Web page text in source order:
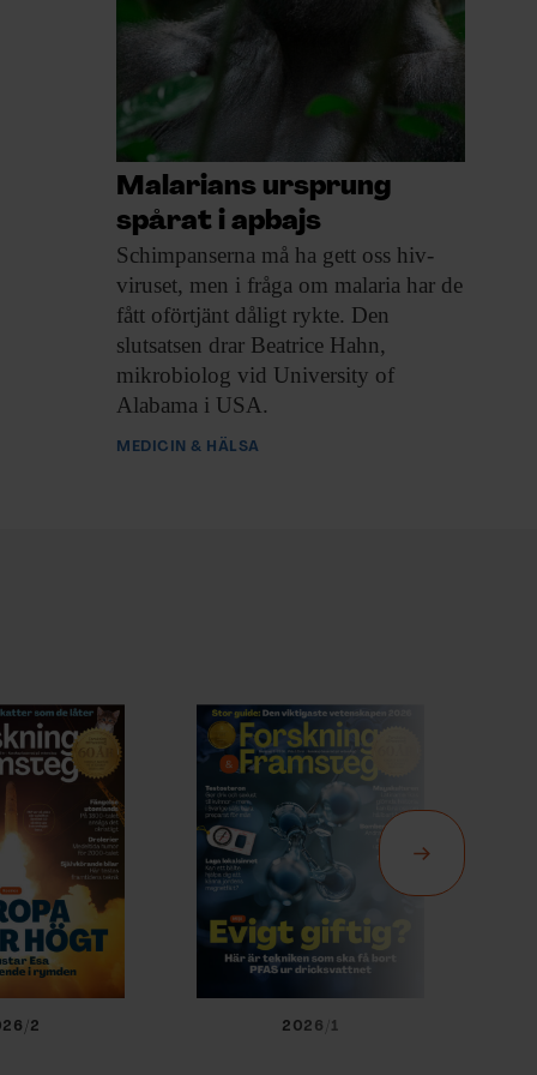
Malarians ursprung
spårat i apbajs
Schimpanserna må ha gett oss hiv-
viruset, men i fråga om malaria har de
fått oförtjänt dåligt rykte. Den
slutsatsen drar Beatrice Hahn,
mikrobiolog vid University of
Alabama i USA.
MEDICIN & HÄLSA
2 2026/1